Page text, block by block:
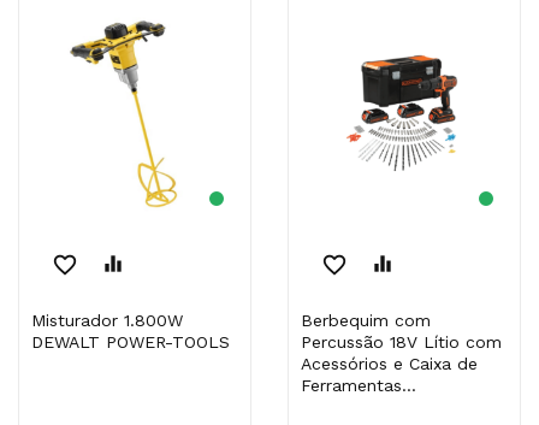
favorite_border equalizer
Misturador 1.800W
DEWALT POWER-TOOLS
favorite_border equalizer
Berbequim com
Percussão 18V Lítio com
Acessórios e Caixa de
Ferramentas...